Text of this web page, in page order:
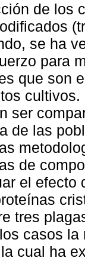
de los
se ha
para
que son
ser
de las
de
el efecto
tres
casos
cual ha